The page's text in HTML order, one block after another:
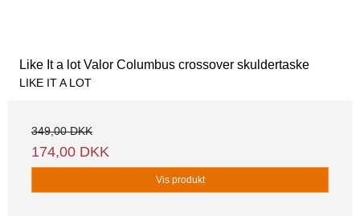
Like It a lot Valor Columbus crossover skuldertaske
LIKE IT A LOT
349,00 DKK
174,00 DKK
Vis produkt